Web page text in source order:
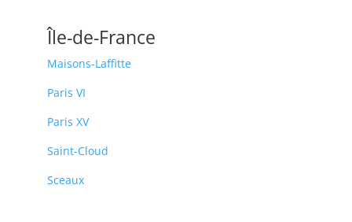
Île-de-France
Maisons-Laffitte
Paris VI
Paris XV
Saint-Cloud
Sceaux